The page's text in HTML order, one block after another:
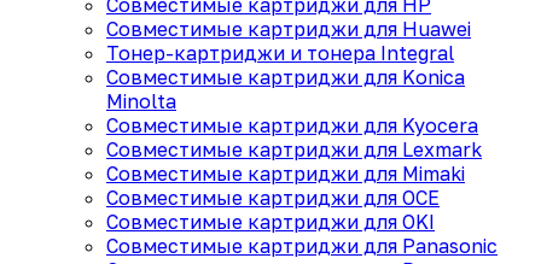
Совместимые картриджи для HP
Совместимые картриджи для Huawei
Тонер-картриджи и тонера Integral
Совместимые картриджи для Konica
Minolta
Совместимые картриджи для Kyocera
Совместимые картриджи для Lexmark
Совместимые картриджи для Mimaki
Совместимые картриджи для OCE
Совместимые картриджи для OKI
Совместимые картриджи для Panasonic